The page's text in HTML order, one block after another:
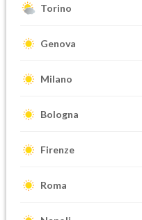
Torino
Genova
Milano
Bologna
Firenze
Roma